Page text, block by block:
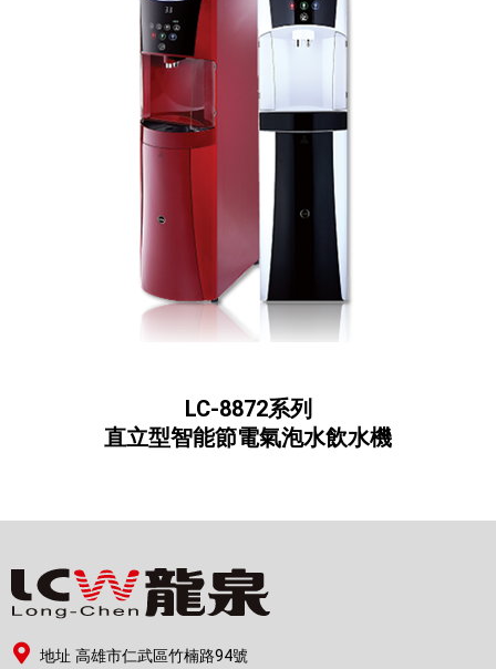
LC-8872系列
直立型智能節電氣泡水飲水機
地址 高雄市仁武區竹楠路94號